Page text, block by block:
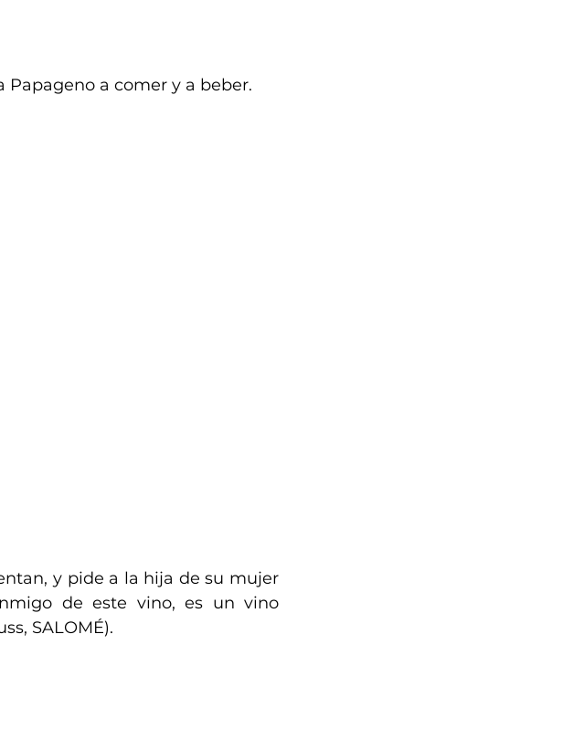
Papageno a comer y a beber.
y pide a la hija de su mujer
de este vino, es un vino
SALOMÉ).